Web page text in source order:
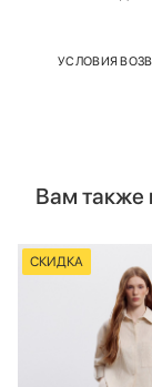
УСЛОВИЯ
Вам также
СКИДКА